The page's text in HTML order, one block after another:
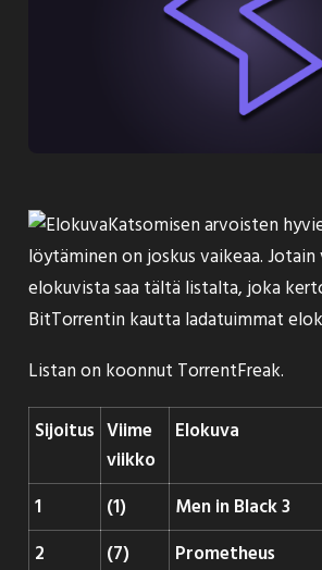
Katsomisen arvoisten
löytäminen on joskus vaikeaa.
elokuvista saa tältä listalta, joka
BitTorrentin kautta ladatuimmat
Listan on koonnut TorrentFreak.
Sijoitus Viime
viikko
Elokuva
1 (1)
Men in Black 3
2
(7) Prometheus